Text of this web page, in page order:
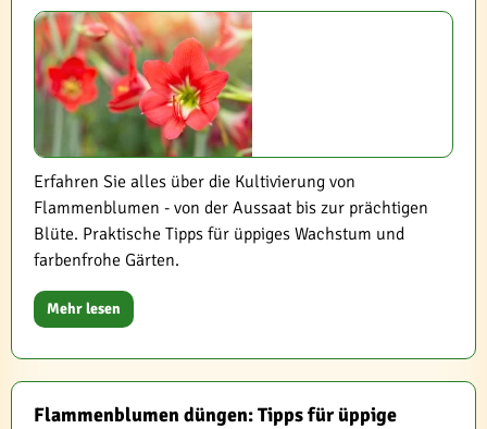
Erfahren Sie alles über die Kultivierung von
Flammenblumen - von der Aussaat bis zur prächtigen
Blüte. Praktische Tipps für üppiges Wachstum und
farbenfrohe Gärten.
Mehr lesen
Flammenblumen düngen: Tipps für üppige